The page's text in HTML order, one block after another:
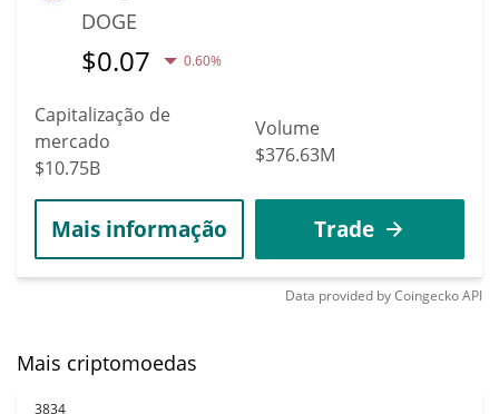
DOGE
$0.07 0.60%
Capitalização de
mercado
$10.75B
Volume
$376.63M
Mais informação Trade
Data provided byCoingeckoAPI
Mais criptomoedas
3834